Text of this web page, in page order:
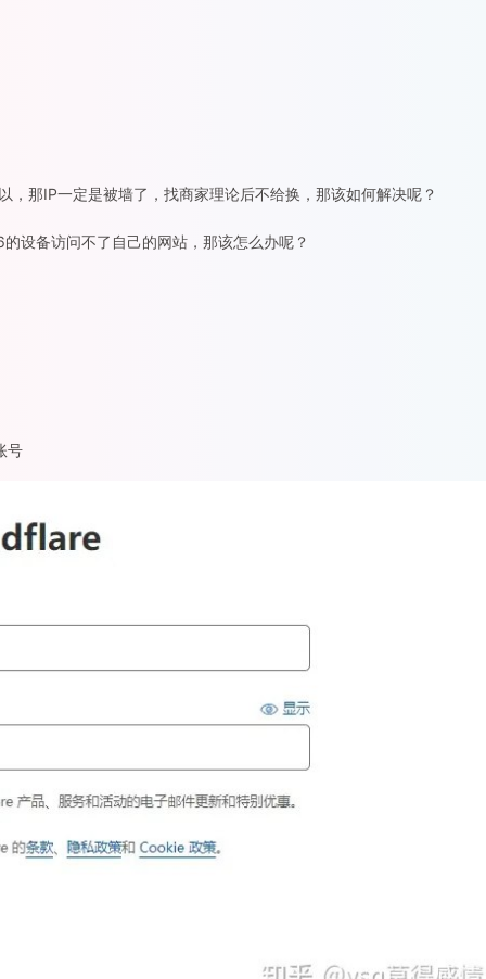
那IP一定是被墙了，找商家理论后不给换，那该如何解决呢？
设备访问不了自己的网站，那该怎么办呢？
号